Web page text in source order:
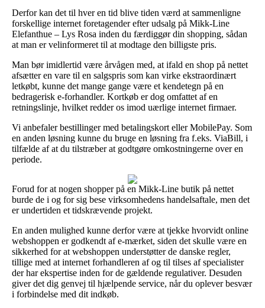
Derfor kan det til hver en tid blive tiden værd at sammenligne
forskellige internet foretagender efter udsalg på Mikk-Line
Elefanthue – Lys Rosa inden du færdiggør din shopping, sådan
at man er velinformeret til at modtage den billigste pris.
Man bør imidlertid være årvågen med, at ifald en shop på nettet
afsætter en vare til en salgspris som kan virke ekstraordinært
letkøbt, kunne det mange gange være et kendetegn på en
bedragerisk e-forhandler. Kortkøb er dog omfattet af en
retningslinje, hvilket redder os imod uærlige internet firmaer.
Vi anbefaler bestillinger med betalingskort eller MobilePay. Som
en anden løsning kunne du bruge en løsning fra f.eks. ViaBill, i
tilfælde af at du tilstræber at godtgøre omkostningerne over en
periode.
Forud for at nogen shopper på en Mikk-Line butik på nettet
burde de i og for sig bese virksomhedens handelsaftale, men det
er undertiden et tidskrævende projekt.
En anden mulighed kunne derfor være at tjekke hvorvidt online
webshoppen er godkendt af e-mærket, siden det skulle være en
sikkerhed for at webshoppen understøtter de danske regler,
tillige med at internet forhandleren af og til tilses af specialister
der har ekspertise inden for de gældende regulativer. Desuden
giver det dig genvej til hjælpende service, når du oplever besvær
i forbindelse med dit indkøb.